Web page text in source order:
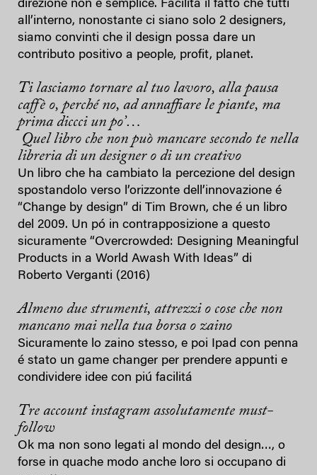
direzione non è semplice. Facilita il fatto che tutti
all’interno, nonostante ci siano solo 2 designers,
siamo convinti che il design possa dare un
contributo positivo a people, profit, planet.
Ti lasciamo tornare al tuo lavoro, alla pausa
caffè o, perché no, ad annaffiare le piante, ma
prima diccci un po’…
Quel libro che non può mancare secondo te nella
libreria di un designer o di un creativo
Un libro che ha cambiato la percezione del design
spostandolo verso l’orizzonte dell’innovazione é
“Change by design” di Tim Brown, che é un libro
del 2009. Un pó in contrapposizione a questo
sicuramente “Overcrowded: Designing Meaningful
Products in a World Awash With Ideas” di
Roberto Verganti (2016)
Almeno due strumenti, attrezzi o cose che non
mancano mai nella tua borsa o zaino
Sicuramente lo zaino stesso, e poi Ipad con penna
é stato un game changer per prendere appunti e
condividere idee con piú facilitá
Tre account instagram assolutamente must-
follow
Ok ma non sono legati al mondo del design…, o
forse in quache modo anche loro si occupano di